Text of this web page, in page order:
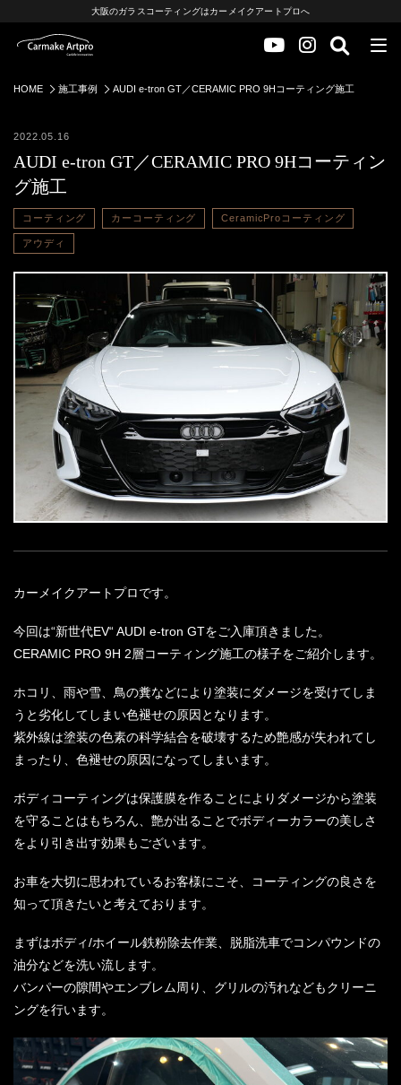
大阪のガラスコーティングはカーメイクアートプロへ
HOME 施工事例 AUDI e-tron GT／CERAMIC PRO 9Hコーティング施工
2022.05.16
AUDI e-tron GT／CERAMIC PRO 9Hコーティン
グ施工
コーティング カーコーティング CeramicProコーティング
アウディ
カーメイクアートプロです。
今回は“新世代EV“ AUDI e-tron GTをご入庫頂きました。
CERAMIC PRO 9H 2層コーティング施工の様子をご紹介します。
ホコリ、雨や雪、鳥の糞などにより塗装にダメージを受けてしま
うと劣化してしまい色褪せの原因となります。
紫外線は塗装の色素の科学結合を破壊するため艶感が失われてし
まったり、色褪せの原因になってしまいます。
ボディコーティングは保護膜を作ることによりダメージから塗装
を守ることはもちろん、艶が出ることでボディーカラーの美しさ
をより引き出す効果もございます。
お車を大切に思われているお客様にこそ、コーティングの良さを
知って頂きたいと考えております。
まずはボディ/ホイール鉄粉除去作業、脱脂洗車でコンパウンドの
油分などを洗い流します。
バンパーの隙間やエンブレム周り、グリルの汚れなどもクリーニ
ングを行います。